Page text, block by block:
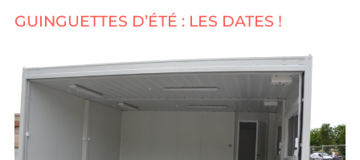
GUINGUETTES D’ÉTÉ : LES DATES !